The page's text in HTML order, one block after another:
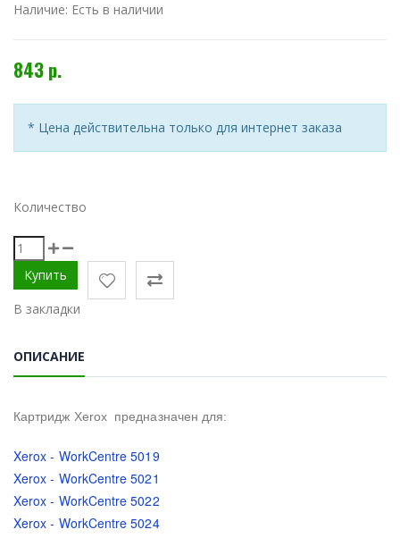
Наличие: Есть в наличии
843 р.
* Цена действительна только для интернет заказа
Количество
В закладки
ОПИСАНИЕ
Картридж Xerox предназначен для:
Xerox - WorkCentre 5019
Xerox - WorkCentre 5021
Xerox - WorkCentre 5022
Xerox - WorkCentre 5024